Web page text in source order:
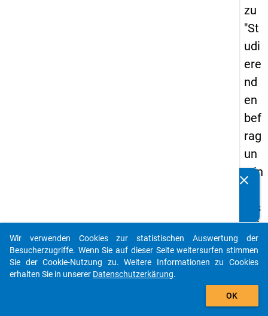
zu
"St
udi
ere
nd
en
bef
rag
un
g in
uts
chl
an
d
clear
auto_stories
add_shopping_cart
Wir verwenden Cookies zur statistischen Auswertung der
Besucherzugriffe. Wenn Sie auf dieser Seite weitersurfen stimmen
Sie der Cookie-Nutzung zu. Weitere Informationen zu Cookies
erhalten Sie in unserer Datenschutzerkärung.
OK